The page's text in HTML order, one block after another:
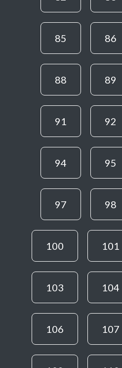
85 86
88 89
91 92
94 95
97 98
100 101
103 104
106 107